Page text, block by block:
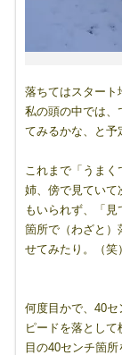
落ちてはスタート
私の頭の中では、
てみるかな、と予
これまで「うま
姉、傍で見ていて
もいられず、「
箇所で（わざと）
せてみたり。（笑）
何度目かで、40
ピードを落とし
目の40センチ箇